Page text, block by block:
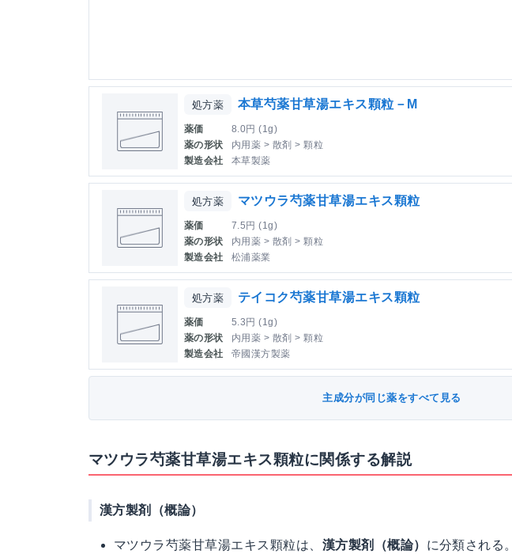
処方薬 本草芍薬甘草湯エキス顆粒－M
薬価
8.0円 (1g)
薬の形状
内用薬 > 散剤 > 顆粒
製造会社
本草製薬
処方薬 マツウラ芍薬甘草湯エキス顆粒
薬価
7.5円 (1g)
薬の形状
内用薬 > 散剤 > 顆粒
製造会社
松浦薬業
処方薬 テイコク芍薬甘草湯エキス顆粒
薬価
5.3円 (1g)
薬の形状
内用薬 > 散剤 > 顆粒
製造会社
帝國漢方製薬
主成分が同じ薬をすべて見る
マツウラ芍薬甘草湯エキス顆粒に関係する解説
漢方製剤（概論）
マツウラ芍薬甘草湯エキス顆粒は、 漢方製剤（概論） に分類される。